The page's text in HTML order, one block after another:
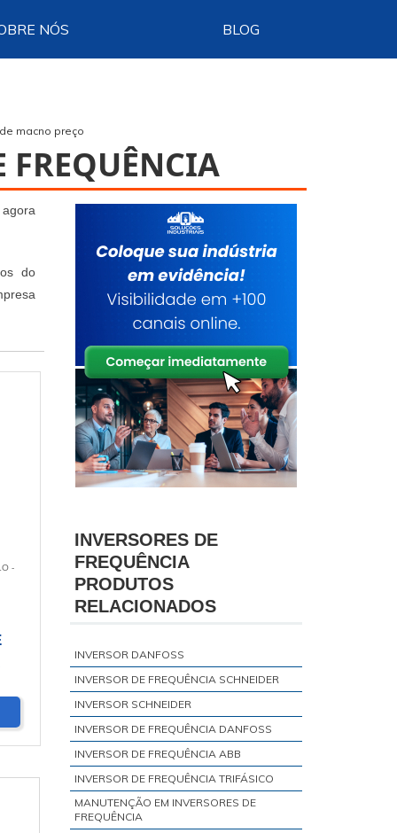
NÓS BLOG
macno preço
FREQUÊNCIA
do
-
INVERSORES DE
FREQUÊNCIA
PRODUTOS
RELACIONADOS
INVERSOR DANFOSS
INVERSOR DE FREQUÊNCIA SCHNEIDER
INVERSOR SCHNEIDER
INVERSOR DE FREQUÊNCIA DANFOSS
INVERSOR DE FREQUÊNCIA ABB
INVERSOR DE FREQUÊNCIA TRIFÁSICO
MANUTENÇÃO EM INVERSORES DE
FREQUÊNCIA